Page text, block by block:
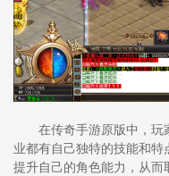
在传奇手游原版中，玩
业都有自己独特的技能和
提升自己的角色能力，从